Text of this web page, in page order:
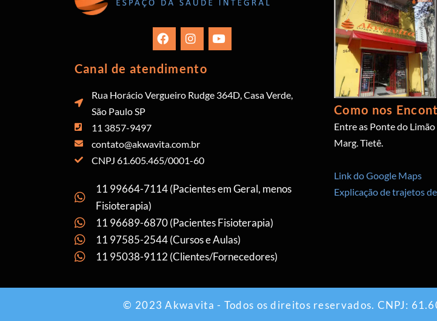
Canal de atendimento
Rua Horácio Vergueiro Rudge 364D, Casa Verde,
São Paulo SP
11 3857-9497
contato@akwavita.com.br
CNPJ 61.605.465/0001-60
11 99664-7114 (Pacientes em Geral, menos
Fisioterapia)
11 96689-6870 (Pacientes Fisioterapia)
11 97585-2544 (Cursos e Aulas)
11 95038-9112 (Clientes/Fornecedores)
Como nos
Entre as Ponte do Limão
Marg. Tietê.
Link do Google Maps
Explicação de trajetos
© 2023 Akwavita - Todos os direitos reservados. CNPJ: